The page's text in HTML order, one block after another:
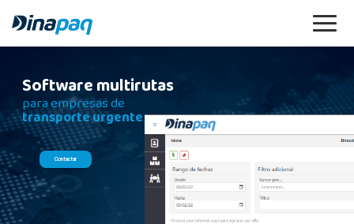
Contactar
Software multirutas
transporte urgente
para empresas de